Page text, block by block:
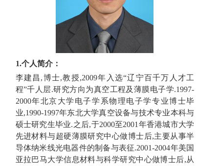
1.个人简介：
李建昌,博士,教授,2009年入选“辽宁百千万人才工
程”千人层.研究方向为真空工程及薄膜电子学.1997-
2000年北京大学电子学系物理电子学专业博士毕
业,1990-1997年东北大学真空设备与技术专业本科与
硕士研究生毕业.之后,于2000至2001年香港城市大学
先进材料与超硬薄膜研究中心做博士后,主要从事半
导体纳米线光电器件的制备与表征.2001-2004年美国
亚拉巴马大学信息材料与科学研究中心做博士后,从